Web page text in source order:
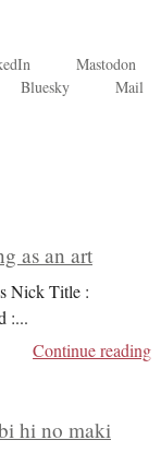
Mastodon
Bluesky
Mail
as an art
Nick Title :
:...
Continue reading
hi no maki